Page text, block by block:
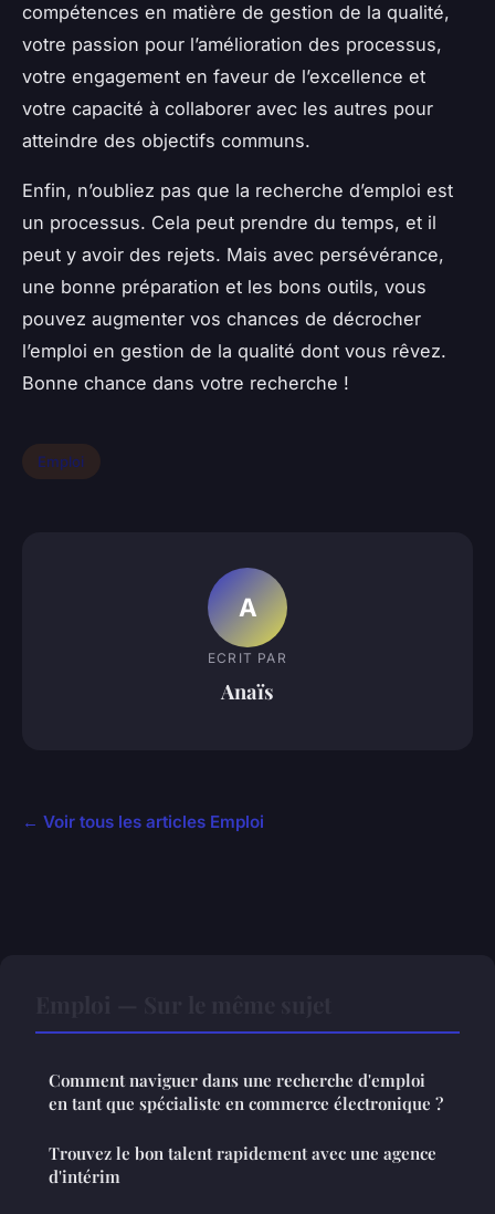
compétences en matière de gestion de la qualité,
votre passion pour l’amélioration des processus,
votre engagement en faveur de l’excellence et
votre capacité à collaborer avec les autres pour
atteindre des objectifs communs.
Enfin, n’oubliez pas que la recherche d’emploi est
un processus. Cela peut prendre du temps, et il
peut y avoir des rejets. Mais avec persévérance,
une bonne préparation et les bons outils, vous
pouvez augmenter vos chances de décrocher
l’emploi en gestion de la qualité dont vous rêvez.
Bonne chance dans votre recherche !
Emploi
A
ECRIT PAR
Anaïs
← Voir tous les articles Emploi
Comment naviguer dans une recherche d'emploi
en tant que spécialiste en commerce électronique ?
Trouvez le bon talent rapidement avec une agence
d'intérim